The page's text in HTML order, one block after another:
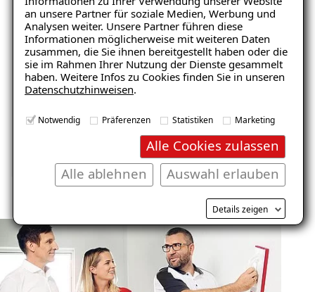
an unsere Partner für soziale Medien, Werbung und
Analysen weiter. Unsere Partner führen diese
Informationen möglicherweise mit weiteren Daten
zusammen, die Sie ihnen bereitgestellt haben oder die
sie im Rahmen Ihrer Nutzung der Dienste gesammelt
haben. Weitere Infos zu Cookies finden Sie in unseren
Datenschutzhinweisen.
Notwendig Präferenzen Statistiken Marketing
Alle Cookies zulassen
Auswahl erlauben
Alle ablehnen
Details zeigen
Balkon